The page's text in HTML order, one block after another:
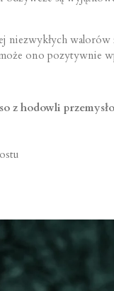
ono pozytywnie
z hodowli